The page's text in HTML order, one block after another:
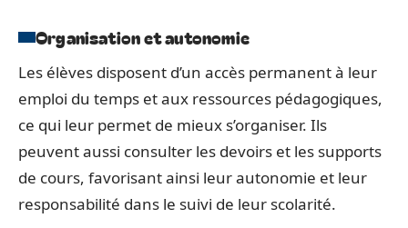
Organisation et autonomie
Les élèves disposent d’un accès permanent à leur
emploi du temps et aux ressources pédagogiques,
ce qui leur permet de mieux s’organiser. Ils
peuvent aussi consulter les devoirs et les supports
de cours, favorisant ainsi leur autonomie et leur
responsabilité dans le suivi de leur scolarité.